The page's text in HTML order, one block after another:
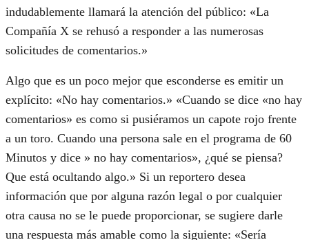
indudablemente llamará la atención del público: «La
Compañía X se rehusó a responder a las numerosas
solicitudes de comentarios.»
Algo que es un poco mejor que esconderse es emitir un
explícito: «No hay comentarios.» «Cuando se dice «no hay
comentarios» es como si pusiéramos un capote rojo frente
a un toro. Cuando una persona sale en el programa de 60
Minutos y dice » no hay comentarios», ¿qué se piensa?
Que está ocultando algo.» Si un reportero desea
información que por alguna razón legal o por cualquier
otra causa no se le puede proporcionar, se sugiere darle
una respuesta más amable como la siguiente: «Sería